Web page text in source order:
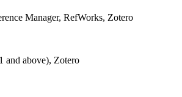
Manager, RefWorks, Zotero
and above), Zotero